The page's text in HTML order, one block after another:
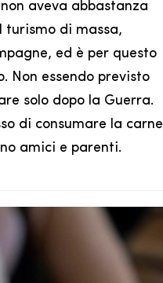
aveva abbastanza
turismo di massa,
ed è per questo
Non essendo previsto
solo dopo la Guerra.
di consumare la carne
amici e parenti.